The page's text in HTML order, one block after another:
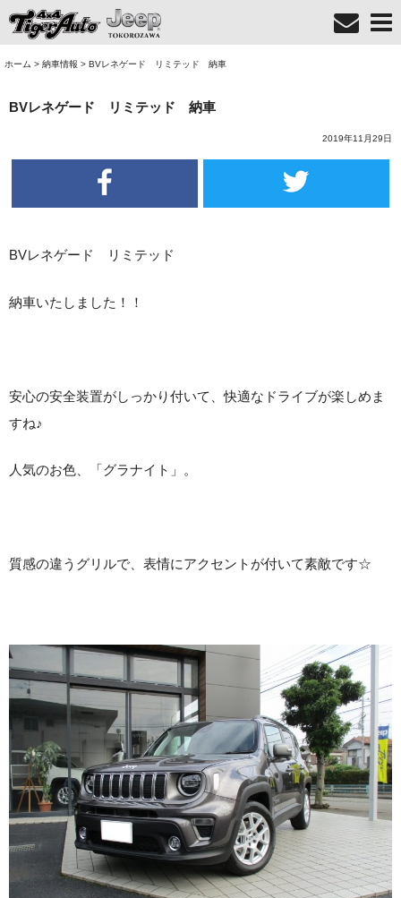
ホーム > 納車情報 > BVレネゲード リミテッド 納車
BVレネゲード リミテッド 納車
2019年11月29日
BVレネゲード リミテッド
納車いたしました！！
安心の安全装置がしっかり付いて、快適なドライブが楽しめま
すね♪
人気のお色、「グラナイト」。
質感の違うグリルで、表情にアクセントが付いて素敵です☆